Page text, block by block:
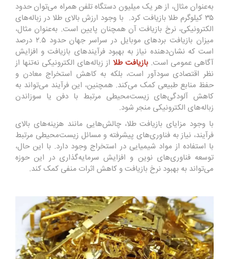
به‌عنوان مثال، از هر یک میلیون دستگاه تلفن همراه می‌توان حدود
۳۵ کیلوگرم طلا بازیافت کرد.
با وجود ارزش بالای طلا در زباله‌های
الکترونیکی، نرخ بازیافت آن همچنان پایین است. به‌عنوان مثال،
میزان بازیافت بردهای موبایل در سراسر جهان حدود ۲.۵ درصد
است که نشان‌دهنده نیاز به بهبود فرآیندهای بازیافت و افزایش
آگاهی عمومی است. بازیافت طلا از زباله‌های الکترونیکی نه‌تنها از
نظر اقتصادی سودآور است، بلکه به کاهش استخراج معادن و
حفظ منابع طبیعی کمک می‌کند. همچنین، این فرآیند می‌تواند به
کاهش آلودگی‌های زیست‌محیطی مرتبط با دفن یا سوزاندن
زباله‌های الکترونیکی منجر شود.
با وجود مزایای بازیافت طلا، چالش‌هایی مانند هزینه‌های بالای
فرآیند، نیاز به فناوری‌های پیشرفته و مسائل زیست‌محیطی مرتبط
با استفاده از مواد شیمیایی در استخراج وجود دارد. با این حال،
توسعه فناوری‌های نوین و افزایش سرمایه‌گذاری در این حوزه
می‌تواند به بهبود نرخ بازیافت و کاهش اثرات منفی کمک کند.